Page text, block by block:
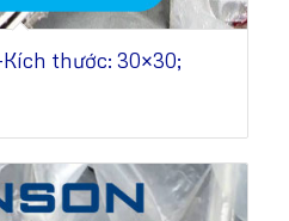
thước: 30×30;